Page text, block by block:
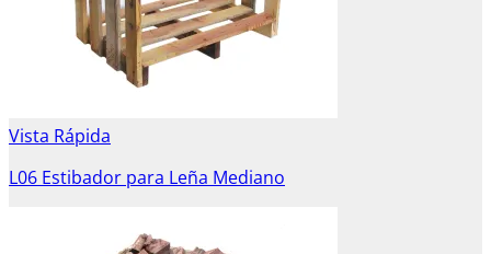
Vista Rápida
L06 Estibador para Leña Mediano